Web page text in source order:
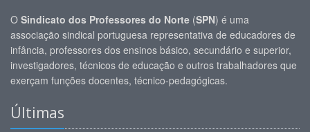
O Sindicato dos Professores do Norte (SPN) é uma
associação sindical portuguesa representativa de educadores de
infância, professores dos ensinos básico, secundário e superior,
investigadores, técnicos de educação e outros trabalhadores que
exerçam funções docentes, técnico-pedagógicas.
Últimas